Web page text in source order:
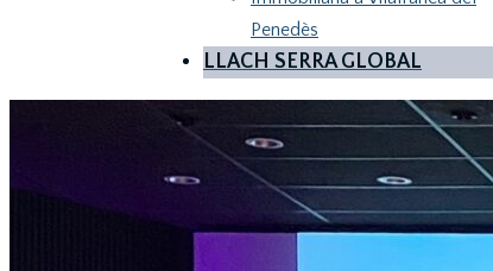
Penedès
LLACH SERRA GLOBAL